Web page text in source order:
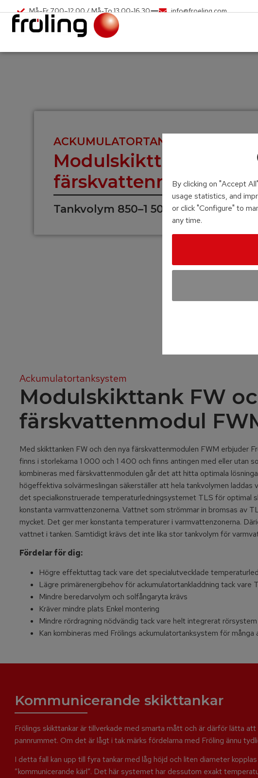
Må–Fr 7.00–12.00 / Må-To 13.00-16.30 info@froeling.com
ACKUMULATORTANKSYSTEM
Modulskikttank FW
färskvattenmodul
Tankvolym 850–1 500 liter
Ackumulatortanksystem
Modulskikttank FW
färskvattenmodul
Med skikttanken FW och den nya färskvattenmodulen FWM erbjuder
finns i storlekarna 1 000 och 1 400 och finns antingen med eller utan
kombineras med färskvattenmodulen går det att hitta optimala
högeffektiva solvärmeslingan säkerställer att hela tankvolymen laddas
det specialkonstruerade temperaturledningsystemet TLS för optimal
konstanta varmvattenzonerna. Vattnet som strömmar in bromsas av
mycket. Det ger mer konstanta temperaturer i varmvattenzonerna.
vattnet i tanken. Samtidigt krävs det inte lika stor tankvolym för
Fördelar för dig:
Högre effektuttag tack vare det specialutvecklade
Lägre primärenergibehov för ackumulatortankladdning tack vare
Mindre beredarvolym och solfångaryta krävs
Kräver mindre plats Enkel montering
Mindre rördragning nödvändig tack vare helt integrerat rörsystem
Kan kombineras med Frölings ackumulatortanksystem för många
Kommunicerande skikttankar
Frölings skikttankar är tillverkade med smarta mått och är därför lätta att
pannrummet. Om det är lågt i tak märks fördelarna med Fröling ännu
I detta fall kan upp till fyra tankar med låg höjd och liten diameter
”kommunicerande kärl”. Det här systemet har dessutom exakt
By clicking on "Accept
usage statistics, and
or click "Configure" to
any time.